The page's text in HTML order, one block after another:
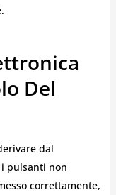
Del
dal
pulsanti non
correttamente,